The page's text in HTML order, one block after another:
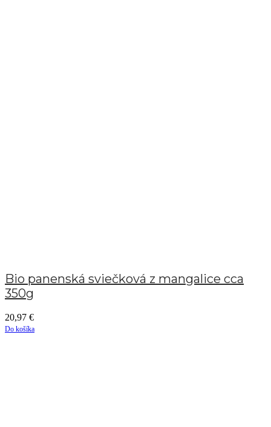
Bio panenská sviečková z mangalice cca
350g
20,97 €
Do košíka